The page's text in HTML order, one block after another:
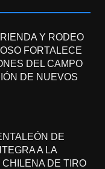
Y RODEO
FORTALECE
DEL CAMPO
DE NUEVOS
DE
A LA
DE TIRO